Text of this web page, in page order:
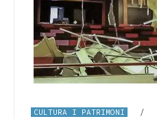
CULTURA I PATRIMONI /